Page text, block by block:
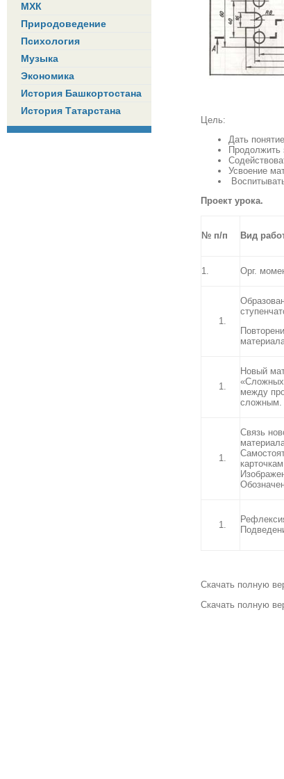
МХК
Природоведение
Психология
Музыка
Экономика
История Башкортостана
История Татарстана
Цель:
Дать
Продолжить
Усвоение
Проект урока.
№ п/п Вид
1. Орг.
Новый
«Сложных
между
сложным.
Связь
карточкам
Скачать полную
Скачать полную